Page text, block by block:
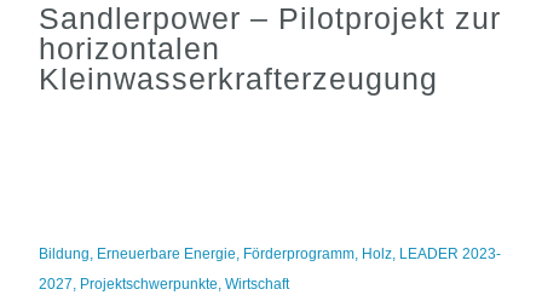
Sandlerpower – Pilotprojekt zur
horizontalen
Kleinwasserkrafterzeugung
Bildung, Erneuerbare Energie, Förderprogramm, Holz, LEADER 2023-
2027, Projektschwerpunkte,Wirtschaft